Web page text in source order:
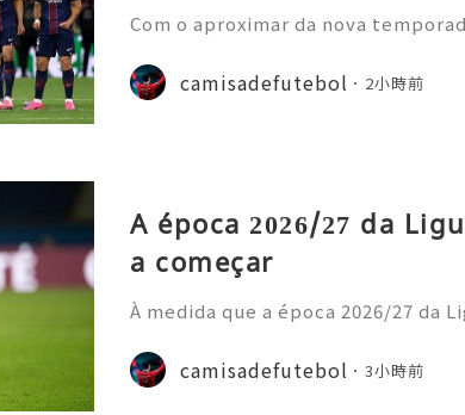
Com o aproximar da nova
nstrou uma nova estratégia
ior estilo de gastos e
camisadefutebol 2小時前
A época 2026/27 da
a começar
À medida que a época 2026/27 da
o prazo para o título. Os adeptos
amisolas de futebol
camisadefutebol 3小時前